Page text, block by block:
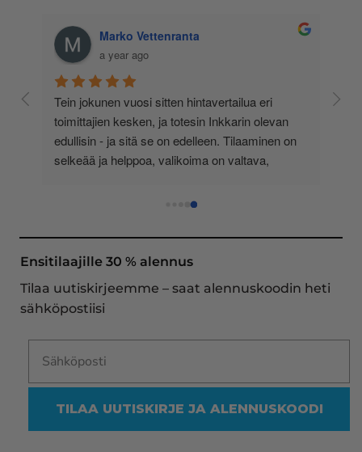
Marko Vettenranta
a year ago
Tein jokunen vuosi sitten hintavertailua eri
toimittajien kesken, ja totesin Inkkarin olevan
edullisin - ja sitä se on edelleen. Tilaaminen on
selkeää ja helppoa, valikoima on valtava,
asiakaspalvelu todella ripeää (s-postin kautta) ja
oli noudettavissa postin lokerosta tänään!! En
näe mitään syytä vaihtaa toimittajaa. Kaikki on
ollut mitään moitittavaa! Lämmin suositus!
Ensitilaajille 30 % alennus
Tilaa uutiskirjeemme – saat alennuskoodin heti
sähköpostiisi
TILAA UUTISKIRJE JA ALENNUSKOODI